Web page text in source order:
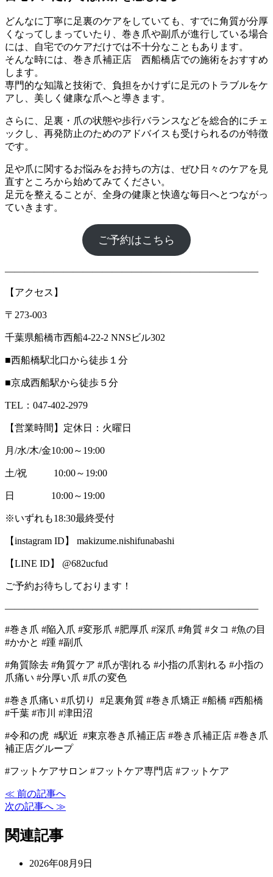
どんなに丁寧に足裏のケアをしていても、すでに角質が分厚
くなってしまっていたり、巻き爪や副爪が進行している場合
には、自宅でのケアだけでは不十分なこともあります。
そんな時には、巻き爪補正店 西船橋店での施術をおすすめ
します。
専門的な知識と技術で、負担をかけずに足元のトラブルをケ
アし、美しく健康な爪へと導きます。
さらに、足裏・爪の状態や歩行バランスなどを総合的にチェ
ックし、再発防止のためのアドバイスも受けられるのが特徴
です。
足や爪に関するお悩みをお持ちの方は、ぜひ日々のケアを見
直すところから始めてみてください。
足元を整えることが、全身の健康と快適な毎日へとつながっ
ていきます。
ご予約はこちら
――――――――――――――――――――――――――
【アクセス】
〒273-003
千葉県船橋市西船4-22-2 NNSビル302
■西船橋駅北口から徒歩１分
■京成西船駅から徒歩５分
TEL：047-402-2979
【営業時間】定休日：火曜日
月/水/木/金10:00～19:00
土/祝 10:00～19:00
日 10:00～19:00
※いずれも18:30最終受付
【instagram ID】 makizume.nishifunabashi
【LINE ID】 @682ucfud
ご予約お待ちしております！
――――――――――――――――――――――――――
#巻き爪 #陥入爪 #変形爪 #肥厚爪 #深爪 #角質 #タコ #魚の目
#かかと #踵 #副爪
#角質除去 #角質ケア #爪が割れる #小指の爪割れる #小指の
爪痛い #分厚い爪 #爪の変色
#巻き爪痛い #爪切り #足裏角質 #巻き爪矯正 #船橋 #西船橋
#千葉 #市川 #津田沼
#令和の虎 #駅近 #東京巻き爪補正店 #巻き爪補正店 #巻き爪
補正店グループ
#フットケアサロン #フットケア専門店 #フットケア
≪ 前の記事へ
次の記事へ ≫
関連記事
2026年08月9日